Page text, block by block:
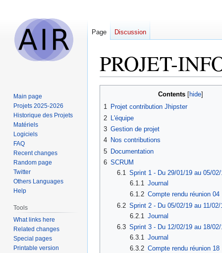
PROJET-
navigation
search
Contents
1 Projet contribution Jhipster
2
L'équipe
3 Gestion de projet
4 Nos contributions
5 Documentation
6 SCRUM
6.1 Sprint 1 - Du 29/01/19 au 05/02/
6.1.1 Journal
6.1.2 Compte rendu réunion 04
6.2 Sprint 2 - Du 05/02/19 au 11/02/
6.2.1
Journal
6.3 Sprint 3 - Du 12/02/19 au 18/02/
6.3.1 Journal
6.3.2 Compte rendu réunion 18
Page Discussion
Main page
Projets 2025-2026
Historique des Projets
Matériels
Logiciels
FAQ
Recent changes
Random page
Twitter
Others Languages
Help
Tools
What links here
Related changes
Special pages
Printable version